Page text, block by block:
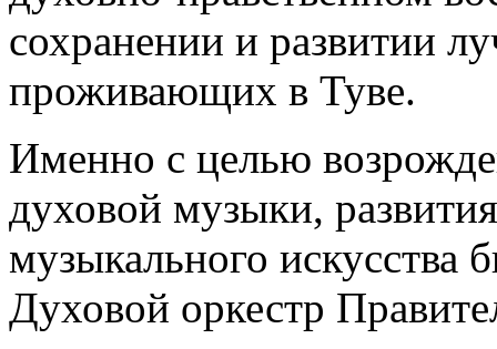
сохранении и развитии
проживающих в Туве.
Именно с целью
духовой музыки,
музыкального искусства
Духовой оркестр